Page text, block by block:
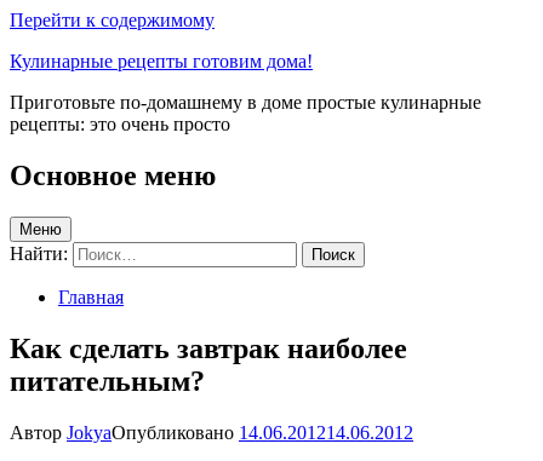
Перейти к содержимому
Кулинарные рецепты готовим дома!
Приготовьте по-домашнему в доме простые кулинарные
рецепты: это очень просто
Основное меню
Меню
Найти:
Главная
Как сделать завтрак наиболее
питательным?
Автор JokyaОпубликовано 14.06.201214.06.2012